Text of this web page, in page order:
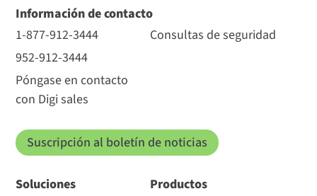
Información de contacto
1-877-912-3444
952-912-3444
Póngase en contacto
con Digi sales
Consultas de seguridad
Suscripción al boletín de noticias
Soluciones
Productos